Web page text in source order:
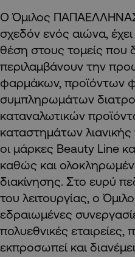
Ο Όμιλος
σχεδόν ενός αιώνα,
θέση στους τομείς που
περιλαμβάνουν την
φαρμάκων, προϊόντων
συμπληρωμάτων
καταναλωτικών
καταστημάτων
οι μάρκες Beauty Line
καθώς και
διακίνησης. Στο ευρύ
του λειτουργίας, ο
εδραιωμένες
πολυεθνικές
εκπροσωπεί και